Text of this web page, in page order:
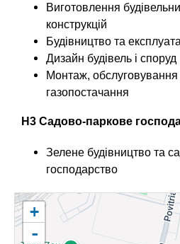
у
ч
я
а
)
Виготовлення
конструкцій
Будівництво та
Дизайн будівель і споруд
Монтаж, обслуговування
газопостачання
H3 Садово-паркове
Зелене будівництво та
господарство
+
-